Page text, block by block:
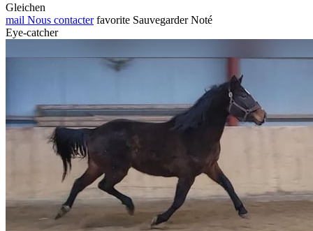
Gleichen
mail Nous contacter favorite Sauvegarder Noté
Eye-catcher